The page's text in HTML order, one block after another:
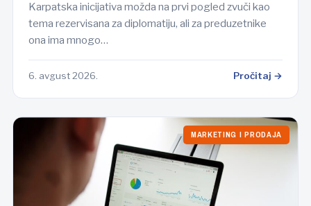
Karpatska inicijativa možda na prvi pogled zvuči kao
tema rezervisana za diplomatiju, ali za preduzetnike
ona ima mnogo…
6. avgust 2026. Pročitaj →
MARKETING I PRODAJA